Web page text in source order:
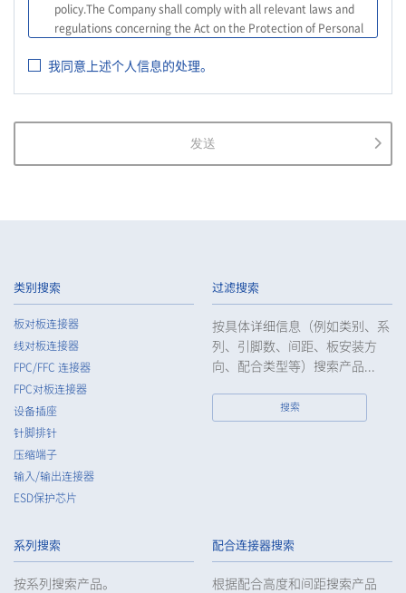
policy.The Company shall comply with all relevant laws and
regulations concerning the Act on the Protection of Personal
as the Guidelines on the Law on the Protection of Personal
personal information.
The Company shall properly acquire the personal information
of the Customers, etc., notify or publicize the purposes of use
and shall take systematic, personal, physical, and technical
personal data.
4.
The Company shall educate employees to understand the
appropriately. If employees are required to handle the
personal data of the Customers, etc., the Company shall
supervise such data as required and appropriate so as to
ensure the security control of the personal data of the
Customers, etc.
5. When the Company entrusts the handling of the personal
handling of such data as required and appropriate so as to
ensure such data appropriate security control of the personal
data of the Customers, etc.
我同意上述个人信息的处理。
发送
类别搜索
板对板连接器
线对板连接器
FPC/FFC 连接器
FPC对板连接器
设备插座
针脚排针
压缩端子
输入/输出连接器
ESD保护芯片
过滤搜索
按具体详细信息（例如类别、系
列、引脚数、间距、板安装方
向、配合类型等）搜索产品...
搜索
系列搜索
按系列搜索产品。
配合连接器搜索
根据配合高度和间距搜索产品